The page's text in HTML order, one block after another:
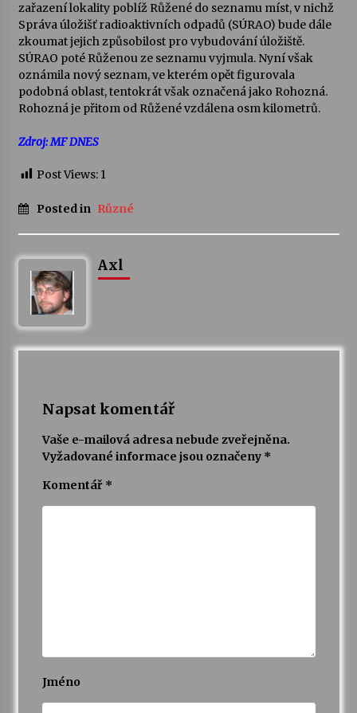
zařazení lokality poblíž Růžené do seznamu míst, v nichž
Správa úložišť radioaktivních odpadů (SÚRAO) bude dále
zkoumat jejich způsobilost pro vybudování úložiště.
SÚRAO poté Růženou ze seznamu vyjmula. Nyní však
oznámila nový seznam, ve kterém opět figurovala
podobná oblast, tentokrát však označená jako Rohozná.
Rohozná je přitom od Růžené vzdálena osm kilometrů.
Zdroj: MF DNES
Post Views: 1
Posted in Různé
Axl
Napsat komentář
Vaše e-mailová adresa nebude zveřejněna.
Vyžadované informace jsou označeny *
Komentář *
Jméno